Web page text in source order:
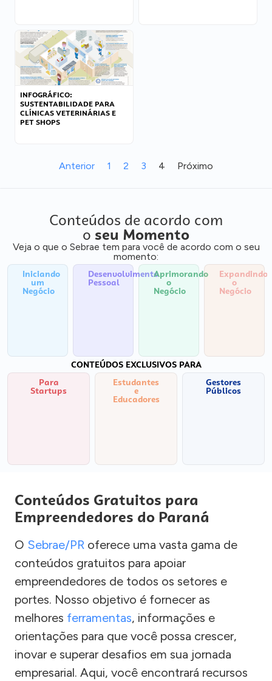
INFOGRÁFICO:
SUSTENTABILIDADE PARA
CLÍNICAS VETERINÁRIAS E
PET SHOPS
Anterior 1 2 3 4 Próximo
Conteúdos de acordo com
o seu Momento
Veja o que o Sebrae tem para você de acordo com o seu
momento:
Iniciando
um
Negócio
Desenvolvimento
Pessoal
Aprimorando
o
Negócio
Expandindo
o
Negócio
CONTEÚDOS EXCLUSIVOS PARA
Para
Startups
Estudantes
e
Educadores
Gestores
Públicos
Conteúdos Gratuitos para
Empreendedores do Paraná
O Sebrae/PR oferece uma vasta gama de
conteúdos gratuitos para apoiar
empreendedores de todos os setores e
portes. Nosso objetivo é fornecer as
melhores ferramentas, informações e
orientações para que você possa crescer,
inovar e superar desafios em sua jornada
empresarial. Aqui, você encontrará recursos